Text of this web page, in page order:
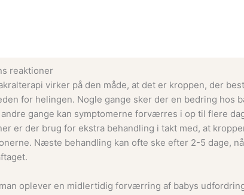
reaktioner
virker på den måde, at det er kroppen, der
for helingen. Nogle gange sker der en bedring hos
andre gange kan symptomerne forværres i op til flere
er der brug for ekstra behandling i takt med, at
Næste behandling kan ofte ske efter 2-5 dage,
oplever en midlertidig forværring af babys